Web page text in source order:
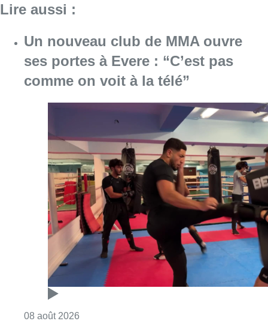
Lire aussi :
Un nouveau club de MMA ouvre
ses portes à Evere : “C’est pas
comme on voit à la télé”
08 août 2026